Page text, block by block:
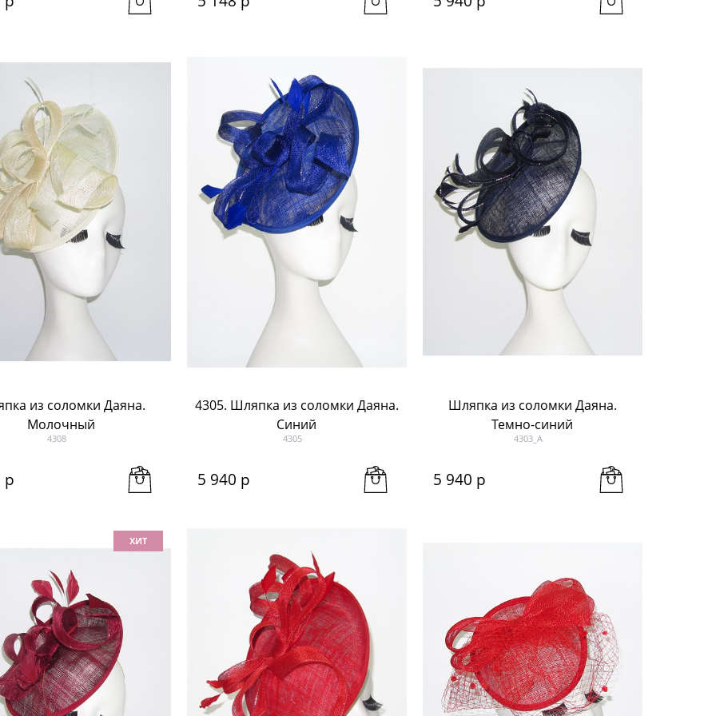
из соломки Даяна.
Молочный
4308
р
4305. Шляпка из соломки Даяна.
Синий
4305
5 940 р
Шляпка из соломки Даяна.
Темно-синий
4303_A
5 940 р
ХИТ